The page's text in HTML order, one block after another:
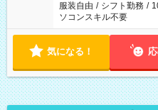
服装自由 / シフト勤務 /
ソコンスキル不要
気になる！